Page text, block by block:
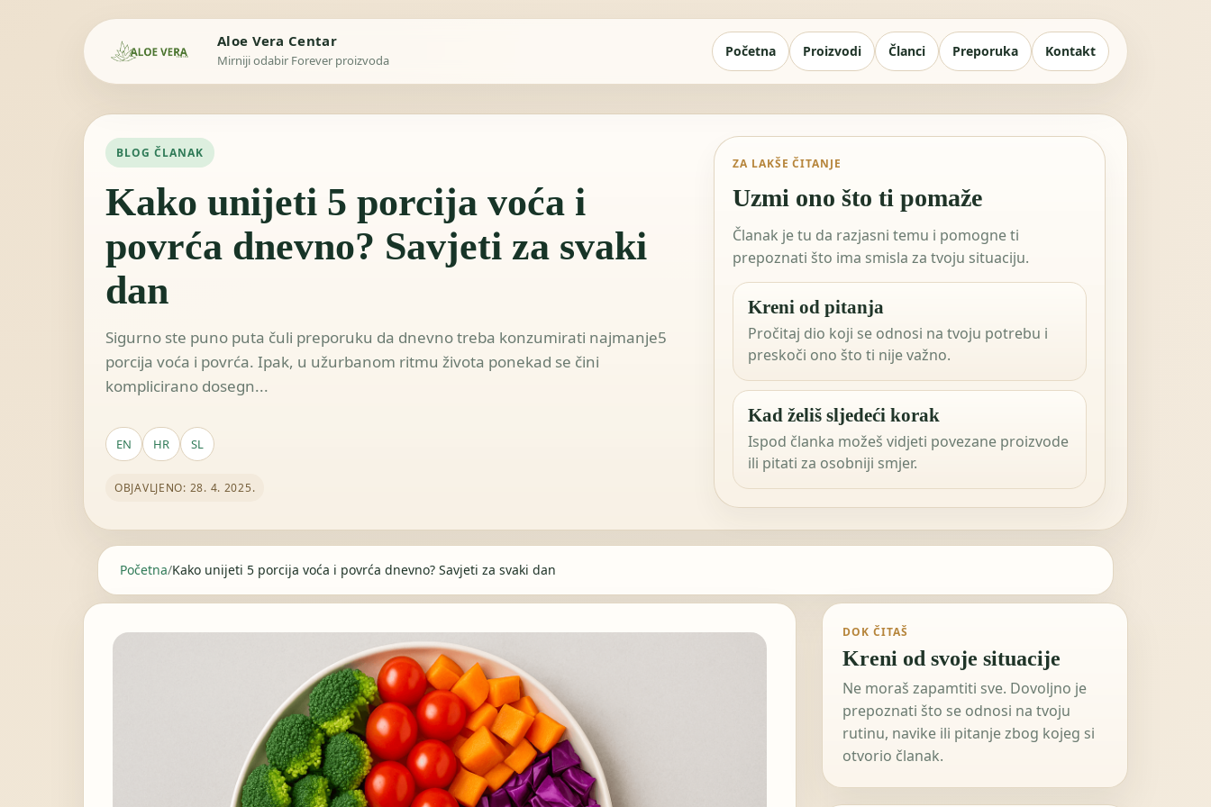
Aloe Vera Centar
Mirniji odabir Forever proizvoda
Početna Proizvodi Članci Preporuka Kontakt
BLOG ČLANAK
Kako unijeti 5 porcija voća i
povrća dnevno? Savjeti za svaki
dan
Sigurno ste puno puta čuli preporuku da dnevno treba konzumirati najmanje5
porcija voća i povrća. Ipak, u užurbanom ritmu života ponekad se čini
komplicirano dosegn...
EN HR SL
OBJAVLJENO: 28. 4. 2025.
ZA LAKŠE ČITANJE
Uzmi ono što ti pomaže
Članak je tu da razjasni temu i pomogne ti
prepoznati što ima smisla za tvoju situaciju.
Kreni od pitanja
Pročitaj dio koji se odnosi na tvoju potrebu i
preskoči ono što ti nije važno.
Kad želiš sljedeći korak
Ispod članka možeš vidjeti povezane proizvode
ili pitati za osobniji smjer.
Početna/Kako unijeti 5 porcija voća i povrća dnevno? Savjeti za svaki dan
DOK ČITAŠ
Kreni od svoje situacije
Ne moraš zapamtiti sve. Dovoljno je
prepoznati što se odnosi na tvoju
rutinu, navike ili pitanje zbog kojeg si
otvorio članak.